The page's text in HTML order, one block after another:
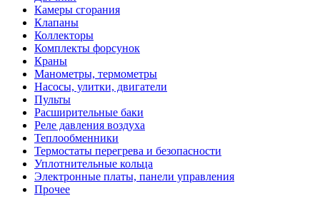
Камеры сгорания
Клапаны
Коллекторы
Комплекты форсунок
Краны
Манометры, термометры
Насосы, улитки, двигатели
Пульты
Расширительные баки
Реле давления воздуха
Теплообменники
Термостаты перегрева и безопасности
Уплотнительные кольца
Электронные платы, панели управления
Прочее